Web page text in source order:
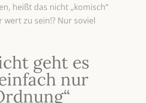
heißt das nicht „komisch“
wert zu sein!? Nur soviel
geht es
nur